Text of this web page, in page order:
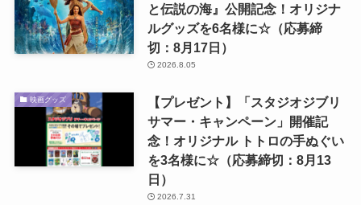
と伝説の海』公開記念！オリジナ
ルグッズを6名様に☆（応募締
切：8月17日）
2026.8.05
映画グッズ
【プレゼント】「スタジオジブリ
サマー・キャンペーン」開催記
念！オリジナル トトロの手ぬぐい
を3名様に☆（応募締切：8月13
日）
2026.7.31